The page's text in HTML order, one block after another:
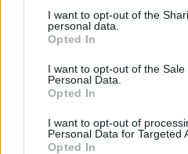
not limited to your visit or usage
grant or deny consent to
use your data for below
consent section.
I want to opt-out of the
personal data.
Opted In
I want to opt-out of the Sale
Personal Data.
Opted In
I want to opt-out of
Personal Data for Targeted
Opted In
18:4203.10.19
ξενοδοχεία για